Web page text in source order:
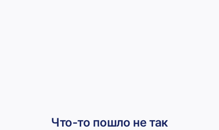
Что-то пошло не так